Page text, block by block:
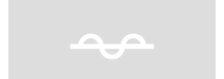
Previous slide